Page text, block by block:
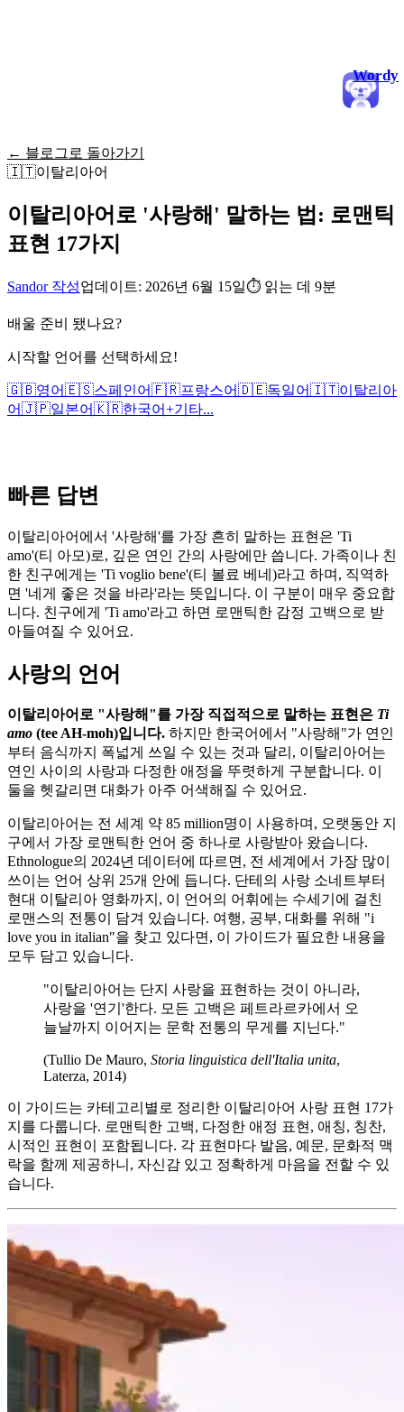
Wordy
← 블로그로 돌아가기
🇮🇹이탈리아어
이탈리아어로 '사랑해' 말하는 법: 로맨틱
표현 17가지
Sandor 작성업데이트: 2026년 6월 15일⏱ 읽는 데 9분
배울 준비 됐나요?
시작할 언어를 선택하세요!
🇬🇧영어🇪🇸스페인어🇫🇷프랑스어🇩🇪독일어🇮🇹이탈리아
어🇯🇵일본어🇰🇷한국어+기타...
빠른 답변
이탈리아어에서 '사랑해'를 가장 흔히 말하는 표현은 'Ti
amo'(티 아모)로, 깊은 연인 간의 사랑에만 씁니다. 가족이나 친
한 친구에게는 'Ti voglio bene'(티 볼료 베네)라고 하며, 직역하
면 '네게 좋은 것을 바라'라는 뜻입니다. 이 구분이 매우 중요합
니다. 친구에게 'Ti amo'라고 하면 로맨틱한 감정 고백으로 받
아들여질 수 있어요.
사랑의 언어
이탈리아어로 "사랑해"를 가장 직접적으로 말하는 표현은 Ti
amo (tee AH-moh)입니다. 하지만 한국어에서 "사랑해"가 연인
부터 음식까지 폭넓게 쓰일 수 있는 것과 달리, 이탈리아어는
연인 사이의 사랑과 다정한 애정을 뚜렷하게 구분합니다. 이
둘을 헷갈리면 대화가 아주 어색해질 수 있어요.
이탈리아어는 전 세계 약 85 million명이 사용하며, 오랫동안 지
구에서 가장 로맨틱한 언어 중 하나로 사랑받아 왔습니다.
Ethnologue의 2024년 데이터에 따르면, 전 세계에서 가장 많이
쓰이는 언어 상위 25개 안에 듭니다. 단테의 사랑 소네트부터
현대 이탈리아 영화까지, 이 언어의 어휘에는 수세기에 걸친
로맨스의 전통이 담겨 있습니다. 여행, 공부, 대화를 위해 "i
love you in italian"을 찾고 있다면, 이 가이드가 필요한 내용을
모두 담고 있습니다.
"이탈리아어는 단지 사랑을 표현하는 것이 아니라,
사랑을 '연기'한다. 모든 고백은 페트라르카에서 오
늘날까지 이어지는 문학 전통의 무게를 지닌다."
(Tullio De Mauro, Storia linguistica dell'Italia unita,
Laterza, 2014)
이 가이드는 카테고리별로 정리한 이탈리아어 사랑 표현 17가
지를 다룹니다. 로맨틱한 고백, 다정한 애정 표현, 애칭, 칭찬,
시적인 표현이 포함됩니다. 각 표현마다 발음, 예문, 문화적 맥
락을 함께 제공하니, 자신감 있고 정확하게 마음을 전할 수 있
습니다.